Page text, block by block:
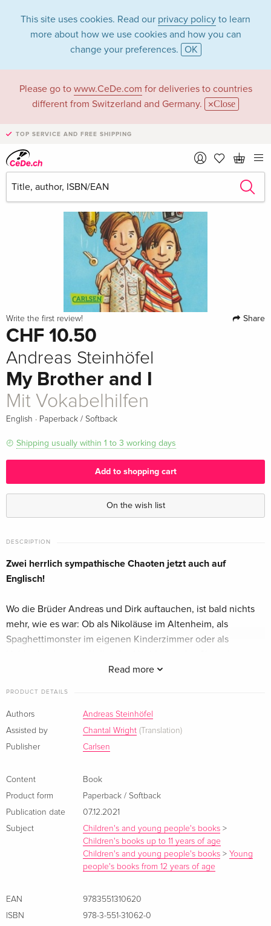
This site uses cookies. Read our privacy policy to learn
more about how we use cookies and how you can
change your preferences. OK
Please go to www.CeDe.com for deliveries to countries
different from Switzerland and Germany.
Close
TOP SERVICE AND FREE SHIPPING
Write the first review! Share
CHF 10.50
Andreas Steinhöfel
My Brother and I
Mit Vokabelhilfen
English · Paperback / Softback
Shipping usually within 1 to 3 working days
Add to shopping cart
On the wish list
DESCRIPTION
Read more
Zwei herrlich sympathische Chaoten jetzt auch auf
Englisch!
Wo die Brüder Andreas und Dirk auftauchen, ist bald nichts
mehr, wie es war: Ob als Nikoläuse im Altenheim, als
Spaghettimonster im eigenen Kinderzimmer oder als
vorprogrammiert. Und als Andreas und Dirk eines Tages auch
das mal gutgeht!
Text mit Vokabelhilfen - für Kinder ab 10 Jahren mit Englisch-
About the author
Andreas Steinhöfel, geb. 1962 in Battenberg, Studium der
Anglistik, Amerikanistik und Medienwissenschaften in
Marburg. Tätig als Übersetzer, schreibt Drehbücher und
rezensiert Jugendliteratur für die FAZ und DIE ZEIT.
Zahlreiche Veröffentlichungen von Kinder- und
Auszeichnung. 2009 erhielt Andreas Steinhöfel den 'Erich
Kästner Preis für Literatur', 2013 den 'Deutschen
PRODUCT DETAILS
Authors
Andreas Steinhöfel
Assisted by
Chantal Wright (Translation)
Publisher
Carlsen
Content
Book
Product form
Paperback / Softback
Publication date
07.12.2021
Subject
Children's and young people's books >
Children's books up to 11 years of age
Children's and young people's books > Young
people's books from 12 years of age
EAN
9783551310620
ISBN
978-3-551-31062-0